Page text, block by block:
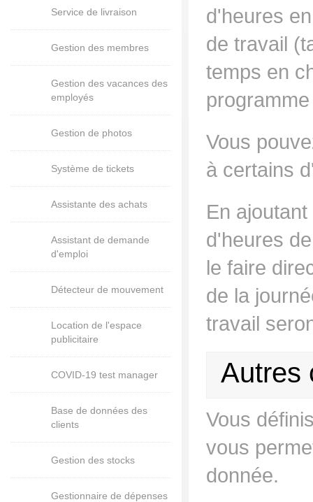
Service de livraison
Gestion des membres
Gestion des vacances des
employés
Gestion de photos
Système de tickets
Assistante des achats
Assistant de demande
d'emploi
Détecteur de mouvement
Location de l'espace
publicitaire
COVID-19 test manager
Base de données des
clients
Gestion des stocks
Gestionnaire de dépenses
d'heures
de travail
temps en
Vous
à certains
En
d'heures
le faire
de la
travail
Autres
Vous
vous
donnée.